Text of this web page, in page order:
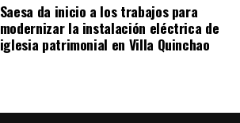
Saesa da inicio a los trabajos para
modernizar la instalación eléctrica de
iglesia patrimonial en Villa Quinchao